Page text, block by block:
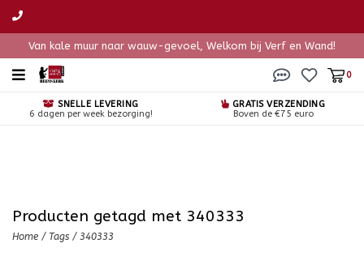
Van kale muur naar wauw-gevoel, Welkom bij Verf en Wand!
0
SNELLE LEVERING
6 dagen per week bezorging!
GRATIS VERZENDING
Boven de €75 euro
Producten getagd met 340333
Home / Tags / 340333